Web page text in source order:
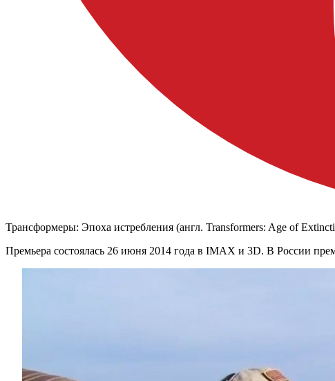
Трансформеры: Эпоха истребления (англ. Transformers: Age of
Премьера состоялась 26 июня 2014 года в IMAX и 3D. В России